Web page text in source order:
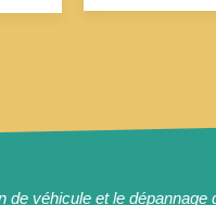
de véhicule et le